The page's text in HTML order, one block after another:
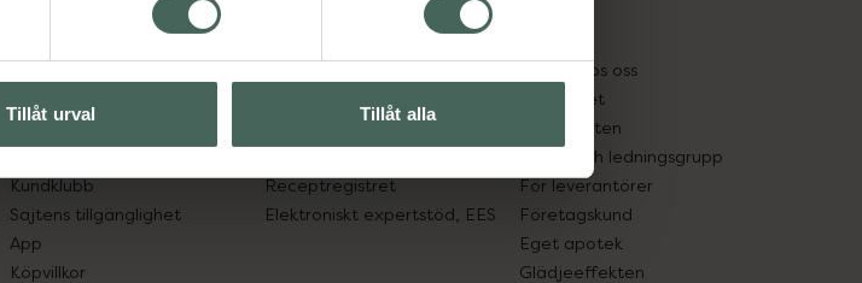
Tillåt urval Tillåt alla
Handla tryggt
Kundklubb
Sajtens tillgänglighet
App
Köpvillkor
Om recept och läkemedel
Lämna in gammal medicin
Receptregistret
Elektroniskt expertstöd, EES
Jobba hos oss
Hållbarhet
Samarbeten
Ägare och ledningsgrupp
För leverantörer
Företagskund
Eget apotek
Glädjeeffekten